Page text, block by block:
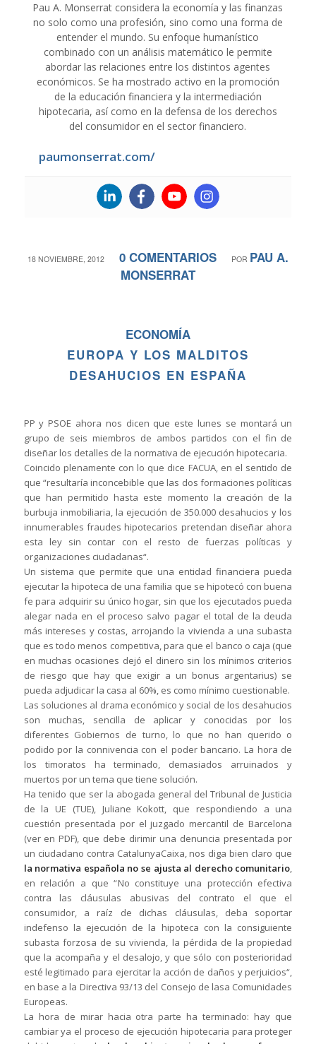
Pau A. Monserrat considera la economía y las finanzas
no solo como una profesión, sino como una forma de
entender el mundo. Su enfoque humanístico
combinado con un análisis matemático le permite
abordar las relaciones entre los distintos agentes
económicos. Se ha mostrado activo en la promoción
de la educación financiera y la intermediación
hipotecaria, así como en la defensa de los derechos
del consumidor en el sector financiero.
paumonserrat.com/
18 NOVIEMBRE, 2012
/ 0 COMENTARIOS
/ POR PAU A.
MONSERRAT
ECONOMÍA
EUROPA Y LOS MALDITOS
DESAHUCIOS EN ESPAÑA
PP y PSOE ahora nos dicen que este lunes se montará un
grupo de seis miembros de ambos partidos con el fin de
diseñar los detalles de la normativa de ejecución hipotecaria.
Coincido plenamente con lo que dice FACUA, en el sentido de
que “resultaría inconcebible que las dos formaciones políticas
que han permitido hasta este momento la creación de la
burbuja inmobiliaria, la ejecución de 350.000 desahucios y los
innumerables fraudes hipotecarios pretendan diseñar ahora
esta ley sin contar con el resto de fuerzas políticas y
organizaciones ciudadanas“.
Un sistema que permite que una entidad financiera pueda
ejecutar la hipoteca de una familia que se hipotecó con buena
fe para adquirir su único hogar, sin que los ejecutados pueda
alegar nada en el proceso salvo pagar el total de la deuda
más intereses y costas, arrojando la vivienda a una subasta
que es todo menos competitiva, para que el banco o caja (que
en muchas ocasiones dejó el dinero sin los mínimos criterios
de riesgo que hay que exigir a un bonus argentarius) se
pueda adjudicar la casa al 60%, es como mínimo cuestionable.
Las soluciones al drama económico y social de los desahucios
son muchas, sencilla de aplicar y conocidas por los
diferentes Gobiernos de turno, lo que no han querido o
podido por la connivencia con el poder bancario. La hora de
los timoratos ha terminado, demasiados arruinados y
muertos por un tema que tiene solución.
Ha tenido que ser la abogada general del Tribunal de Justicia
de la UE (TUE), Juliane Kokott, que respondiendo a una
cuestión presentada por el juzgado mercantil de Barcelona
(ver en PDF), que debe dirimir una denuncia presentada por
un ciudadano contra CatalunyaCaixa, nos diga bien claro que
la normativa española no se ajusta al derecho comunitario,
en relación a que “No constituye una protección efectiva
contra las cláusulas abusivas del contrato el que el
consumidor, a raíz de dichas cláusulas, deba soportar
indefenso la ejecución de la hipoteca con la consiguiente
subasta forzosa de su vivienda, la pérdida de la propiedad
que la acompaña y el desalojo, y que sólo con posterioridad
esté legitimado para ejercitar la acción de daños y perjuicios“,
en base a la Directiva 93/13 del Consejo de lasa Comunidades
Europeas.
La hora de mirar hacia otra parte ha terminado: hay que
cambiar ya el proceso de ejecución hipotecaria para proteger